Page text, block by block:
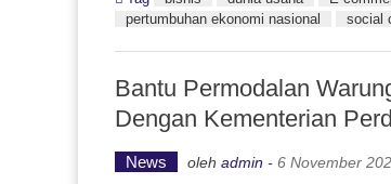
pertumbuhan ekonomi nasional
social
Bantu Permodalan
Dengan Kementerian
News oleh admin - 6 November